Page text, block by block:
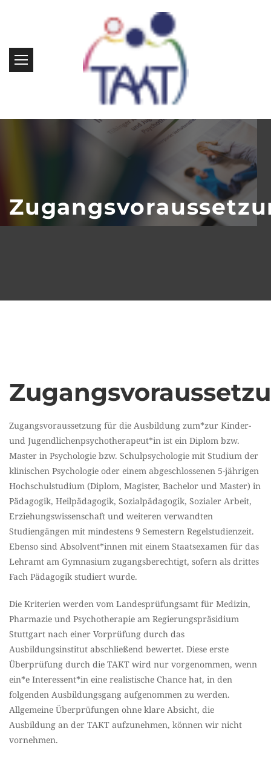
Zugangsvoraussetzung für die Ausbildung zum*zur Kinder-
und Jugendlichenpsychotherapeut*in ist ein Diplom bzw.
Master in Psychologie bzw. Schulpsychologie mit Studium der
klinischen Psychologie oder einem abgeschlossenen 5-jährigen
Hochschulstudium (Diplom, Magister, Bachelor und Master) in
Pädagogik, Heilpädagogik, Sozialpädagogik, Sozialer Arbeit,
Erziehungswissenschaft und weiteren verwandten
Studiengängen mit mindestens 9 Semestern Regelstudienzeit.
Ebenso sind Absolvent*innen mit einem Staatsexamen für das
Lehramt am Gymnasium zugangsberechtigt, sofern als drittes
Fach Pädagogik studiert wurde.
Die Kriterien werden vom Landesprüfungsamt für Medizin,
Pharmazie und Psychotherapie am Regierungspräsidium
Stuttgart nach einer Vorprüfung durch das
Ausbildungsinstitut abschließend bewertet. Diese erste
Überprüfung durch die TAKT wird nur vorgenommen, wenn
ein*e Interessent*in eine realistische Chance hat, in den
folgenden Ausbildungsgang aufgenommen zu werden.
Allgemeine Überprüfungen ohne klare Absicht, die
Ausbildung an der TAKT aufzunehmen, können wir nicht
vornehmen.